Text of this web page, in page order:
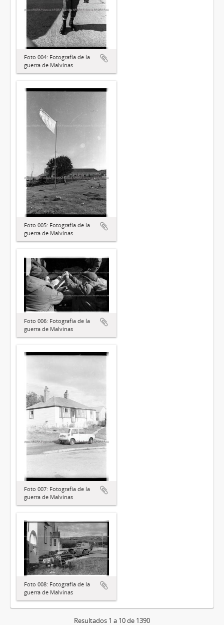
Foto 004: Fotografía de la
guerra de Malvinas
Foto 005: Fotografía de la
guerra de Malvinas
Foto 006: Fotografía de la
guerra de Malvinas
Foto 007: Fotografía de la
guerra de Malvinas
Foto 008: Fotografía de la
guerra de Malvinas
Resultados 1 a 10 de 1390